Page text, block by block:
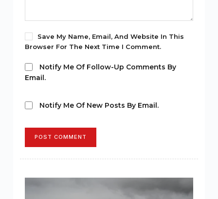
Save My Name, Email, And Website In This
Browser For The Next Time I Comment.
Notify Me Of Follow-Up Comments By
Email.
Notify Me Of New Posts By Email.
POST COMMENT